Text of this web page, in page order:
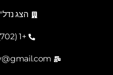
הצג
+1 (702) 505-3233